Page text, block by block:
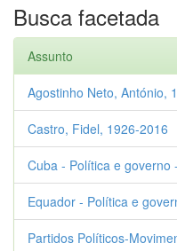
Busca facetada
Assunto
Agostinho Neto, António,
Castro, Fidel, 1926-2016
Cuba - Política e governo
Equador - Política e
Partidos Políticos-